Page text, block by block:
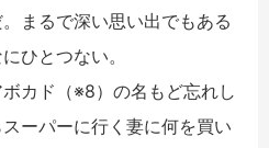
まるで深い思い出でもある
ひとつない。
カド（※8）の名もど忘れし
ーパーに行く妻に何を買い